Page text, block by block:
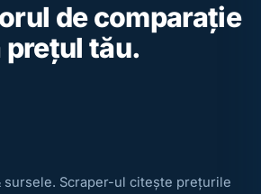
de comparație
prețul tău.
sursele. Scraper-ul citește prețurile